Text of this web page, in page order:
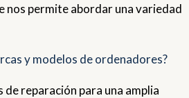
nos permite abordar una variedad
y modelos de ordenadores?
reparación para una amplia